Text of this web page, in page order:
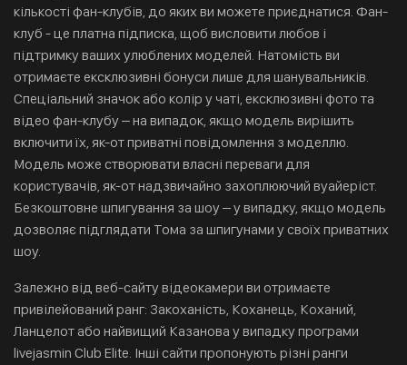
кількості фан-клубів, до яких ви можете приєднатися. Фан-
клуб - це платна підписка, щоб висловити любов і
підтримку ваших улюблених моделей. Натомість ви
отримаєте ексклюзивні бонуси лише для шанувальників.
Спеціальний значок або колір у чаті, ексклюзивні фото та
відео фан-клубу – на випадок, якщо модель вирішить
включити їх, як-от приватні повідомлення з моделлю.
Модель може створювати власні переваги для
користувачів, як-от надзвичайно захоплюючий вуайеріст.
Безкоштовне шпигування за шоу – у випадку, якщо модель
дозволяє підглядати Тома за шпигунами у своїх приватних
шоу.
Залежно від веб-сайту відеокамери ви отримаєте
привілейований ранг: Закоханість, Коханець, Коханий,
Ланцелот або найвищий Казанова у випадку програми
livejasmin Club Elite. Інші сайти пропонують різні ранги